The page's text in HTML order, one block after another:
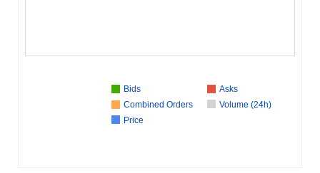
Bids
Asks
Combined Orders
Volume (24h)
Price